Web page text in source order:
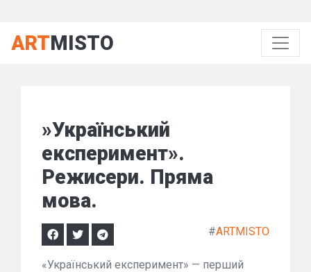
ARTMISTO
»Український
експеримент».
Режисери. Пряма
мова.
#ARTMISTO
«Український експеримент» — перший